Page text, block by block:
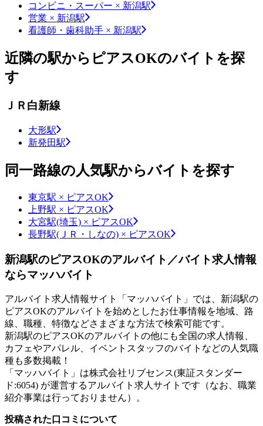
コンビニ・スーパー × 新潟駅
営業 × 新潟駅
看護師・歯科助手 × 新潟駅
近隣の駅からピアスOKのバイトを探
す
ＪＲ白新線
大形駅
新発田駅
同一路線の人気駅からバイトを探す
東京駅 × ピアスOK
上野駅 × ピアスOK
大宮駅(埼玉) × ピアスOK
長野駅(ＪＲ・しなの) × ピアスOK
新潟駅のピアスOKのアルバイト／バイト求人情報
ならマッハバイト
アルバイト求人情報サイト「マッハバイト」では、新潟駅の
ピアスOKのアルバイトを始めとしたお仕事情報を地域、路
線、職種、特徴などさまざまな方法で検索可能です。
新潟駅のピアスOKのアルバイトの他にも全国の求人情報、
カフェやアパレル、イベントスタッフのバイトなどの人気職
種も多数掲載！
「マッハバイト」は株式会社リブセンス(東証スタンダー
ド:6054) が運営するアルバイト求人サイトです（なお、職業
紹介事業は行っておりません）。
投稿された口コミについて